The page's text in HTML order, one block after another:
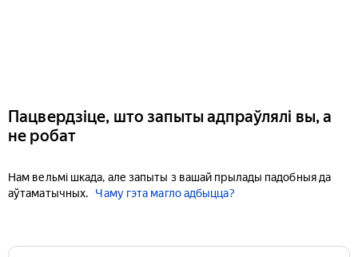
Пацвердзіце, што запыты адпраўлялі вы, а
не робат
Нам вельмі шкада, але запыты з вашай прылады падобныя да
аўтаматычных.
Чаму гэта магло адбыцца?